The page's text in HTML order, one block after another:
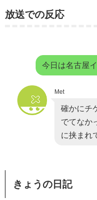
放送での反応
今日は名古屋
Met
確かにチ
でてなか
に挟まれ
きょうの日記